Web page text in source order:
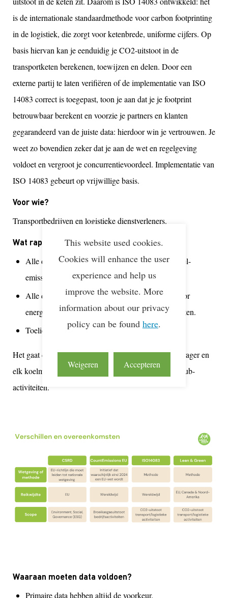
is de internationale standaardmethode voor carbon footprinting
in de logistiek, die zorgt voor ketenbrede, uniforme cijfers. Op
basis hiervan kan je eenduidig je CO2-uitstoot in de
transportketen berekenen, toewijzen en delen. Door een
externe partij te laten verifiëren of de implementatie van ISO
14083 correct is toegepast, toon je aan dat je je footprint
betrouwbaar berekent en voorzie je partners en klanten
gegarandeerd van de juiste data: hierdoor win je vertrouwen. Je
weet zo bovendien zeker dat je aan de wet en regelgeving
voldoet en vergroot je concurrentievoordeel. Implementatie van
ISO 14083 gebeurt op vrijwillige basis.
Voor wie?
Transportbedrijven en logistieke dienstverleners.
Wat rapporteren?
Alle data over directe, operationele Tank To Wheel-
emissies van transport- en hub-activiteiten.
Alle data over indirecte Well To Tank-emissies voor
energievoorziening van transport- en hub-activiteiten.
Toelichting gemaakte keuzes.
Het gaat dus om het totale verbruik van elke energiedrager en
elk koelmiddel dat wordt gebruikt voor transport- of hub-
activiteiten.
Waaraan moeten data voldoen?
Primaire data hebben altijd de voorkeur.
This website used cookies.
Cookies will enhance the user
experience and help us
improve the website. More
information about our privacy
policy can be found here.
Weigeren Accepteren